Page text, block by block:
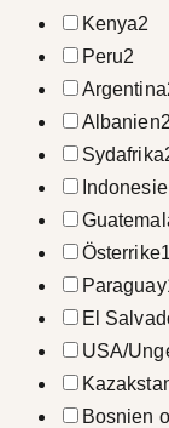
Kenya2
Peru2
Argentina
Albanien2
Sydafrika
Österrike1
Paraguay
El
USA/
Bosnien